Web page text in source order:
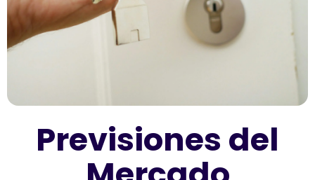
Previsiones del